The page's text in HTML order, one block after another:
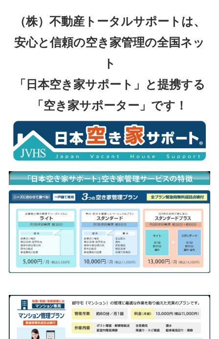
（株）不動産トータルサポートは、
安心と信頼の空き家管理の全国ネッ
ト
「日本空き家サポート」と提携する
「空き家サポーター」です！